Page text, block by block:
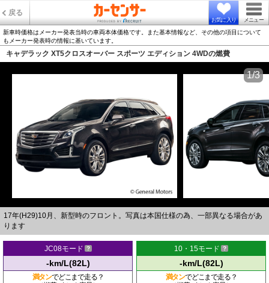
戻る
お気に入り メニュー
新車時価格はメーカー発表当時の車両本体価格です。また基本情報など、その他の項目について
もメーカー発表時の情報に基いています。
キャデラック XT5クロスオーバー スポーツ エディション 4WDの燃費
17年(H29)10月、新型時のフロント。写真は本国仕様の為、一部異なる場合があ
ります
1/3
JC08モード
-km/L(82L)
満タンでどこまで走る？
10・15モード
-km/L(82L)
満タンでどこまで走る？